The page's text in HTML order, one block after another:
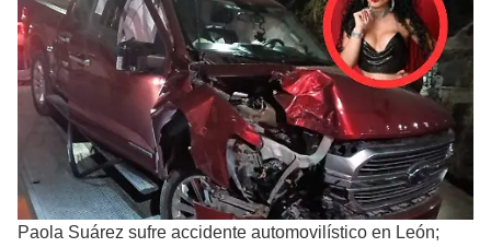
Paola Suárez sufre accidente automovilístico en León;